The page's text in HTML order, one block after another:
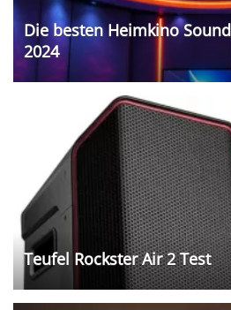
Die besten Heimkino
2024
Teufel Rockster Air 2 Test